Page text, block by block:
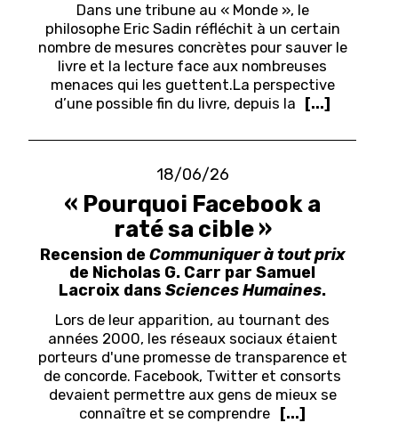
Dans une tribune au « Monde », le
philosophe Eric Sadin réfléchit à un certain
nombre de mesures concrètes pour sauver le
livre et la lecture face aux nombreuses
menaces qui les guettent.La perspective
d’une possible fin du livre, depuis la
[...]
18/06/26
« Pourquoi Facebook a
raté sa cible »
Recension deCommuniquer à tout prix
de Nicholas G. Carr par Samuel
Lacroix dans Sciences Humaines.
Lors de leur apparition, au tournant des
années 2000, les réseaux sociaux étaient
porteurs d'une promesse de transparence et
de concorde. Facebook, Twitter et consorts
devaient permettre aux gens de mieux se
connaître et se comprendre [...]